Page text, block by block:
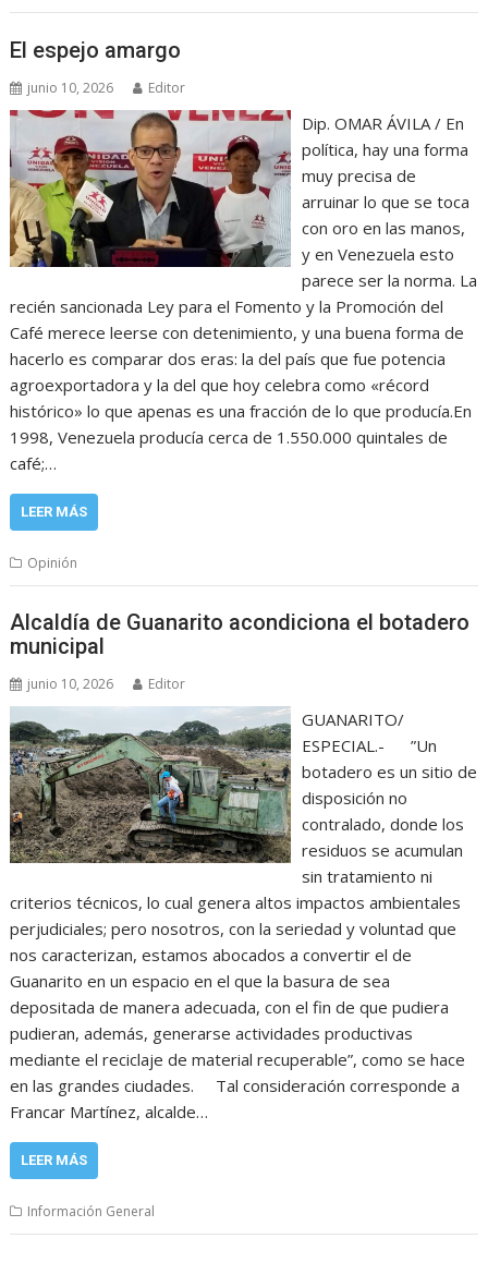
El espejo amargo
junio 10, 2026 Editor
Dip. OMAR ÁVILA / En
política, hay una forma
muy precisa de
arruinar lo que se toca
con oro en las manos,
y en Venezuela esto
parece ser la norma. La
recién sancionada Ley para el Fomento y la Promoción del
Café merece leerse con detenimiento, y una buena forma de
hacerlo es comparar dos eras: la del país que fue potencia
agroexportadora y la del que hoy celebra como «récord
histórico» lo que apenas es una fracción de lo que producía.En
1998, Venezuela producía cerca de 1.550.000 quintales de
café;…
LEER MÁS
Opinión
Alcaldía de Guanarito acondiciona el botadero
municipal
junio 10, 2026 Editor
GUANARITO/
ESPECIAL.- ”Un
botadero es un sitio de
disposición no
contralado, donde los
residuos se acumulan
sin tratamiento ni
criterios técnicos, lo cual genera altos impactos ambientales
perjudiciales; pero nosotros, con la seriedad y voluntad que
nos caracterizan, estamos abocados a convertir el de
Guanarito en un espacio en el que la basura de sea
depositada de manera adecuada, con el fin de que pudiera
pudieran, además, generarse actividades productivas
mediante el reciclaje de material recuperable”, como se hace
en las grandes ciudades. Tal consideración corresponde a
Francar Martínez, alcalde…
LEER MÁS
Información General